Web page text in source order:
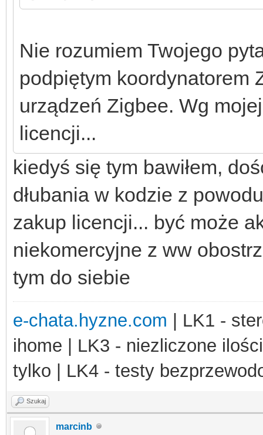
Nie rozumiem Twojego
podpiętym koordynatorem
urządzeń Zigbee. Wg
licencji...
kiedyś się tym bawiłem,
dłubania w kodzie z
zakup licencji... być może
niekomercyjne z ww
tym do siebie
e-chata.hyzne.com | LK1 -
ihome | LK3 - niezliczone
tylko | LK4 - testy
Szukaj
marcinb